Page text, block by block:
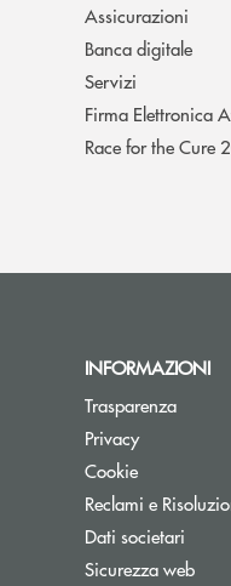
Assicurazioni
Banca digitale
Servizi
Firma Elettronica
Race for the Cure
INFORMAZIONI
Trasparenza
Privacy
Cookie
Reclami e
Dati societari
Sicurezza web